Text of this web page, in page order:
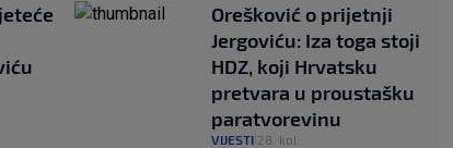
Orešković o prijetnji
Jergoviću: Iza toga stoji
HDZ, koji Hrvatsku
pretvara u proustašku
paratvorevinu
VIJESTI 28. kol.